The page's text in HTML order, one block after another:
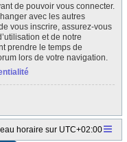
de pouvoir vous connecter.
avec les autres
vous inscrire, assurez-vous
et de notre
prendre le temps de
lors de votre navigation.
horaire sur UTC+02:00